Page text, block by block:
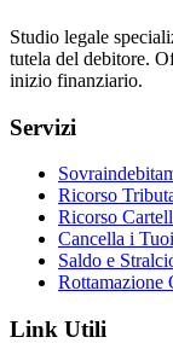
Studio legale
tutela del debitore.
inizio finanziario.
Servizi
Ricorso
Ricorso
Cancella i
Saldo e
Rottamazione
Link Utili